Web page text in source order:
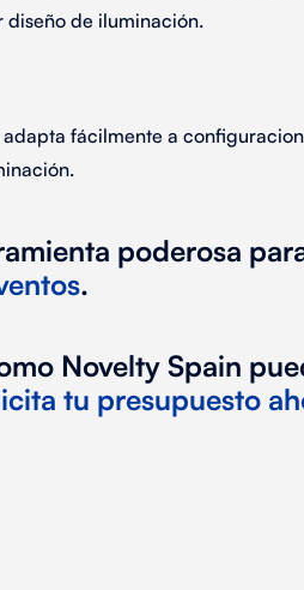
diseño de iluminación.
fácilmente a
.
poderosa
.
Novelty Spain
tu presupuesto